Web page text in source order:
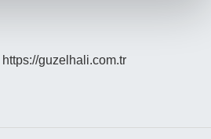
https://guzelhali.com.tr